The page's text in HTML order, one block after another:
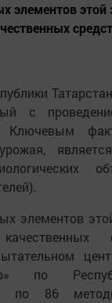
элементов
с
Ключевым
элементов
по
по 86